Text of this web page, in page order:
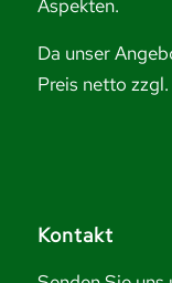
Aspekten.
Da unser
Preis netto
Kontakt